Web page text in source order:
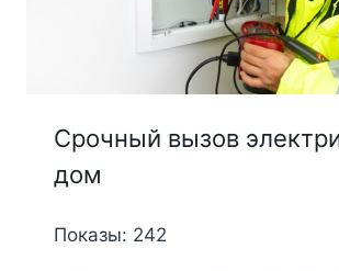
Срочный вызов
дом
Показы: 242